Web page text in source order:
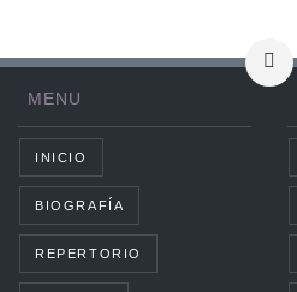
MENU
INICIO
BIOGRAFÍA
REPERTORIO